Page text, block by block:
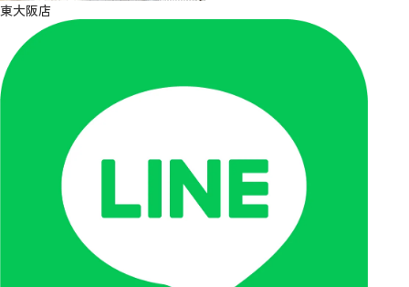
東大阪店